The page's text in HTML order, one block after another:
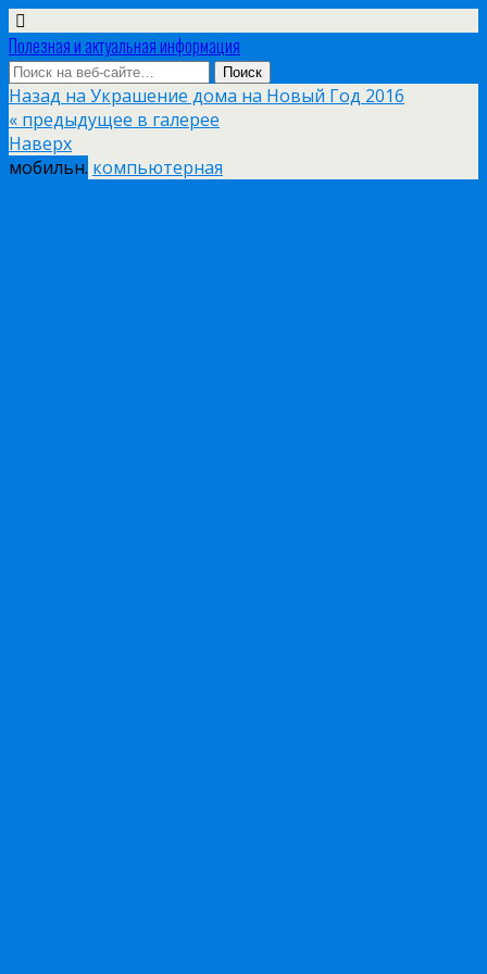
Полезная и актуальная информация
Назад на Украшение дома на Новый Год 2016
« предыдущее в галерее
Наверх
мобильн. компьютерная